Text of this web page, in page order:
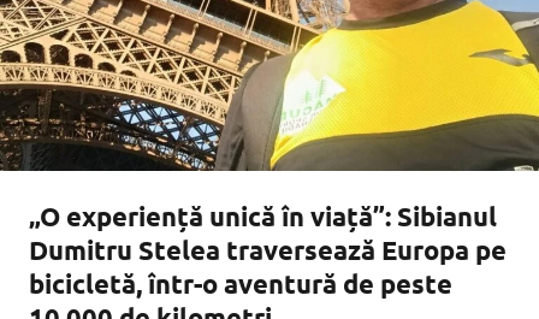
„O experiență unică în viață”: Sibianul
Dumitru Stelea traversează Europa pe
bicicletă, într-o aventură de peste